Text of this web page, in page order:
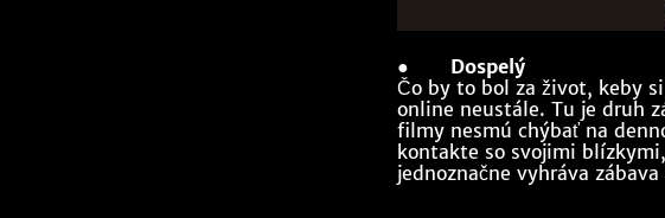
● Dospelý
Čo by to bol za život, keby
online neustále. Tu je druh
filmy nesmú chýbať na
kontakte so svojimi
jednoznačne vyhráva